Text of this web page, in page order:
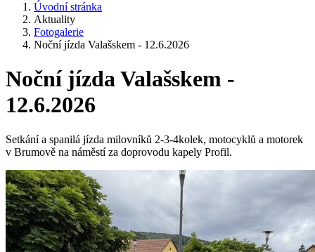
Úvodní stránka
Aktuality
Fotogalerie
Noční jízda Valašskem - 12.6.2026
Noční jízda Valašskem -
12.6.2026
Setkání a spanilá jízda milovníků 2-3-4kolek, motocyklů a motorek
v Brumově na náměstí za doprovodu kapely Profil.